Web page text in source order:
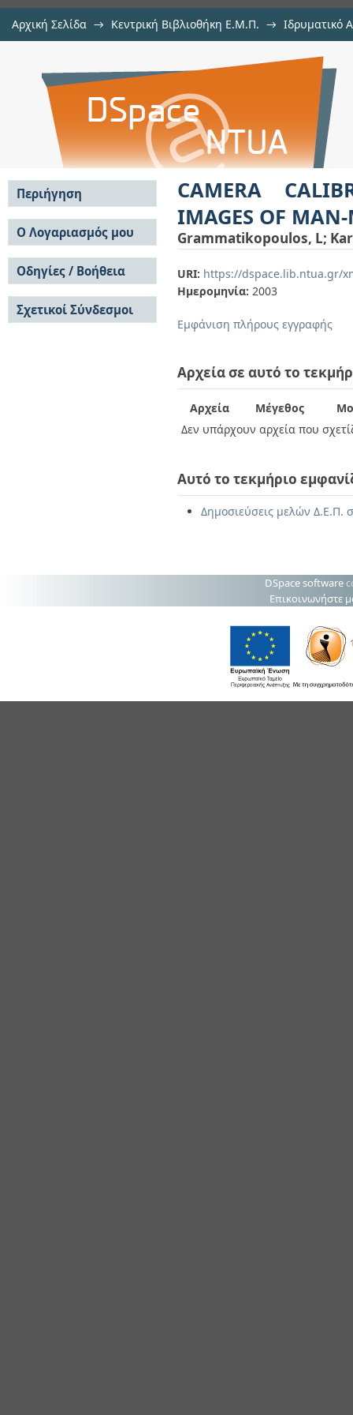
Αρχική Σελίδα → Κεντρική Βιβλιοθήκη Ε.Μ.Π. → Ιδρυματικό
CAMERA CALIBRATION
OBJECTS
CAMERA
IMAGES OF MAN-
Grammatikopoulos, L;
URI: https://dspace.lib.ntua.gr/
Ημερομηνία: 2003
Εμφάνιση πλήρους εγγραφής
Αρχεία σε αυτό το
Αρχεία Μέγεθος
Δεν υπάρχουν αρχεία που
Αυτό το τεκμήριο
Δημοσιεύσεις μελών Δ.Ε.Π.
Περιήγηση
Σε όλο το DSpace
Κοινότητες & Συλλογές
Ανά Ημερομηνία
Έκδοσης
Συγγραφείς
Τίτλοι
Θέματα
Ο Λογαριασμός μου
Σύνδεση
Εγγραφή
Οδηγίες / Βοήθεια
Οδηγίες Υποβολής
Οδηγίες Χρήσης ΙΑ
Συχνές Ερωτήσεις
Σχετικοί Σύνδεσμοι
DSpace software
Επικοινωνήστε